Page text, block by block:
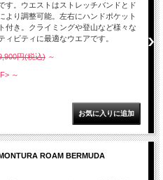
す。ウエストはストレッチバンドとド
より調整可能。左右にハンドポケット
付き。クライミングや登山など様々な
ィビティに最適なウエアです。
円(税込) ～
～
ROAM BERMUDA